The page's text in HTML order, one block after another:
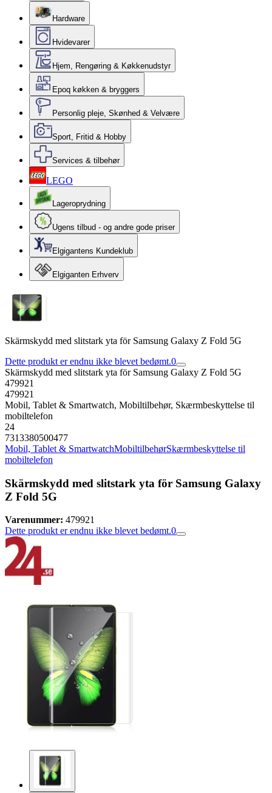
Hardware
Hvidevarer
Hjem, Rengøring & Køkkenudstyr
Epoq køkken & bryggers
Personlig pleje, Skønhed & Velvære
Sport, Fritid & Hobby
Services & tilbehør
LEGO
Lageroprydning
Ugens tilbud - og andre gode priser
Elgigantens Kundeklub
Elgiganten Erhverv
Skärmskydd med slitstark yta för Samsung Galaxy Z Fold 5G
Dette produkt er endnu ikke blevet bedømt.0
Skärmskydd med slitstark yta för Samsung Galaxy Z Fold 5G
479921
479921
Mobil, Tablet & Smartwatch, Mobiltilbehør, Skærmbeskyttelse til
mobiltelefon
24
7313380500477
Mobil, Tablet & SmartwatchMobiltilbehørSkærmbeskyttelse til
mobiltelefon
Skärmskydd med slitstark yta för Samsung Galaxy
Z Fold 5G
Varenummer: 479921
Dette produkt er endnu ikke blevet bedømt.0